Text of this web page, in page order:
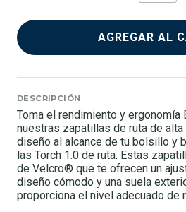
AGREGAR AL
DESCRIPCIÓN
Toma el rendimiento y ergonomía
nuestras zapatillas de ruta de alta
diseño al alcance de tu bolsillo y
las Torch 1.0 de ruta. Estas
de Velcro® que te ofrecen un
diseño cómodo y una suela
proporciona el nivel adecuado de